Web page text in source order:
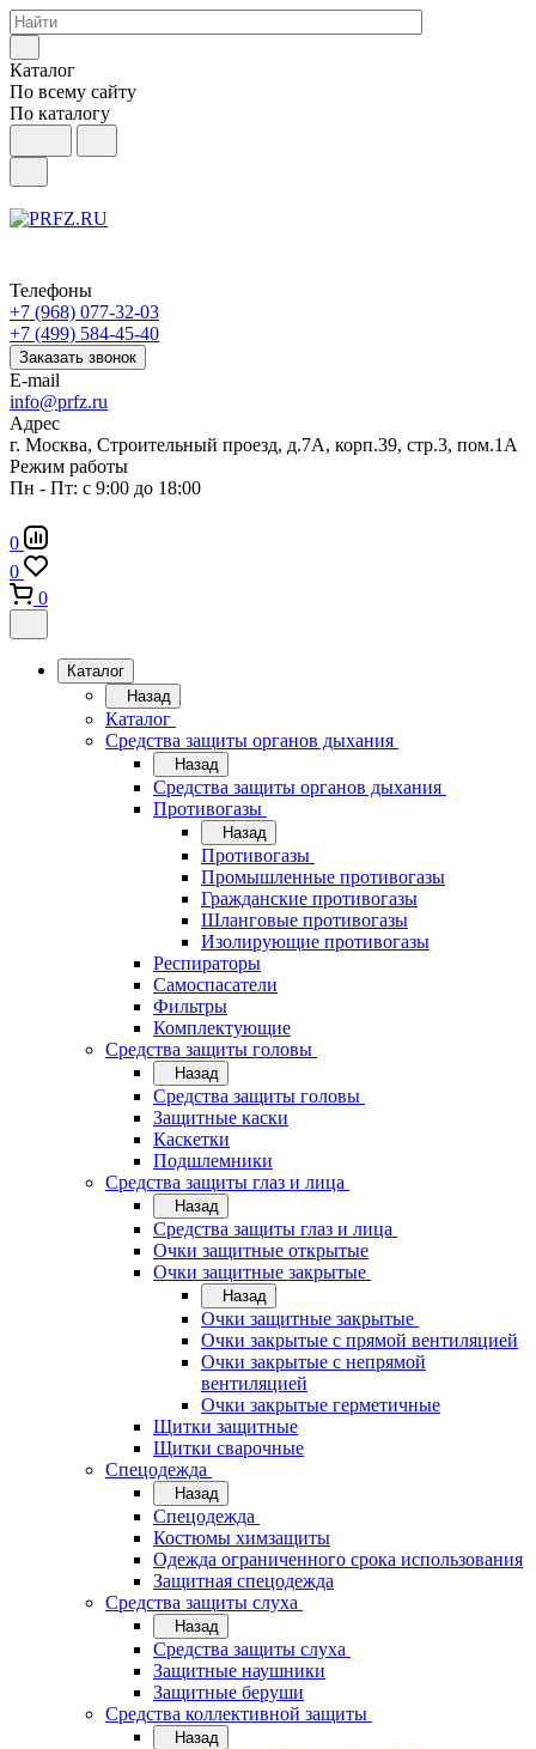
Каталог
По всему сайту
По каталогу
Телефоны
+7 (968) 077-32-03
+7 (499) 584-45-40
Заказать звонок
E-mail
info@prfz.ru
Адрес
г. Москва, Строительный проезд, д.7А, корп.39, стр.3, пом.1А
Режим работы
Пн - Пт: с 9:00 до 18:00
0
0
0
Каталог
Назад
Каталог
Средства защиты органов дыхания
Назад
Средства защиты органов дыхания
Противогазы
Назад
Противогазы
Промышленные противогазы
Гражданские противогазы
Шланговые противогазы
Изолирующие противогазы
Респираторы
Самоспасатели
Фильтры
Комплектующие
Средства защиты головы
Назад
Средства защиты головы
Защитные каски
Каскетки
Подшлемники
Средства защиты глаз и лица
Назад
Средства защиты глаз и лица
Очки защитные открытые
Очки защитные закрытые
Назад
Очки защитные закрытые
Очки закрытые с прямой вентиляцией
Очки закрытые с непрямой
вентиляцией
Очки закрытые герметичные
Щитки защитные
Щитки сварочные
Спецодежда
Назад
Спецодежда
Костюмы химзащиты
Одежда ограниченного срока использования
Защитная спецодежда
Средства защиты слуха
Назад
Средства защиты слуха
Защитные наушники
Защитные беруши
Средства коллективной защиты
Назад